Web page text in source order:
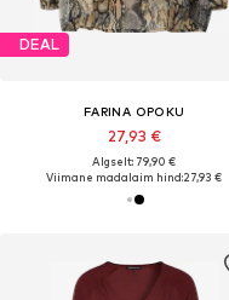
DEAL
FARINA OPOKU
27,93 €
Algselt: 79,90 €
Viimane madalaim hind:27,93 €